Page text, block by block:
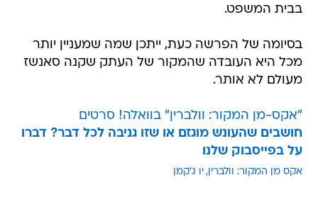
בבית המשפט.
בסיומה של הפרשה כעת, ייתכן שמה שמעניין יותר
מכל היא העובדה שהמקור של העתק שקנה סאנשז
מעולם לא אותר.
"אקס-מן המקור: וולברין" בוואלה! סרטים
חושבים שהעונש מוגזם או שזו גניבה לכל דבר? דברו
על בפייסבוק שלנו
אקס מן המקור: וולברין יו ג'קמן